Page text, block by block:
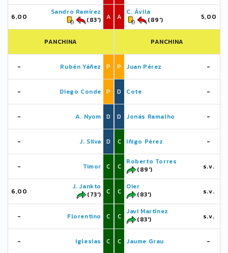
6,00
Sandro Ramírez
(83')
A
PANCHINA
- Rubén Yáñez P
- Diego Conde P
- A. Nyom D
- J. Silva D
- Timor C
6,00
J. Jankto
(73')
C
- Florentino C
- Iglesias C
A
C. Ávila
(89')
5,00
PANCHINA
P Juan Pérez -
D Cote -
D Jonás Ramalho -
C Iñigo Pérez -
C
Roberto Torres
(89')
s.v.
C
Oier
(83')
s.v.
C
Javi Martínez
(83')
s.v.
C Jaume Grau -